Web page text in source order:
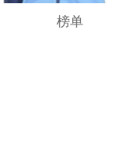
榜单